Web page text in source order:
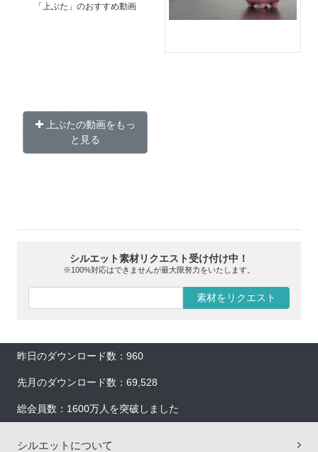
「上ぶた」のおすすめ動画
上ぶたの動画をもっ
と見る
シルエット素材リクエスト受け付け中！
※100%対応はできませんが最大限努力をいたします。
素材をリクエスト
昨日のダウンロード数：960
先月のダウンロード数：69,528
総会員数：1600万人を突破しました
シルエットについて